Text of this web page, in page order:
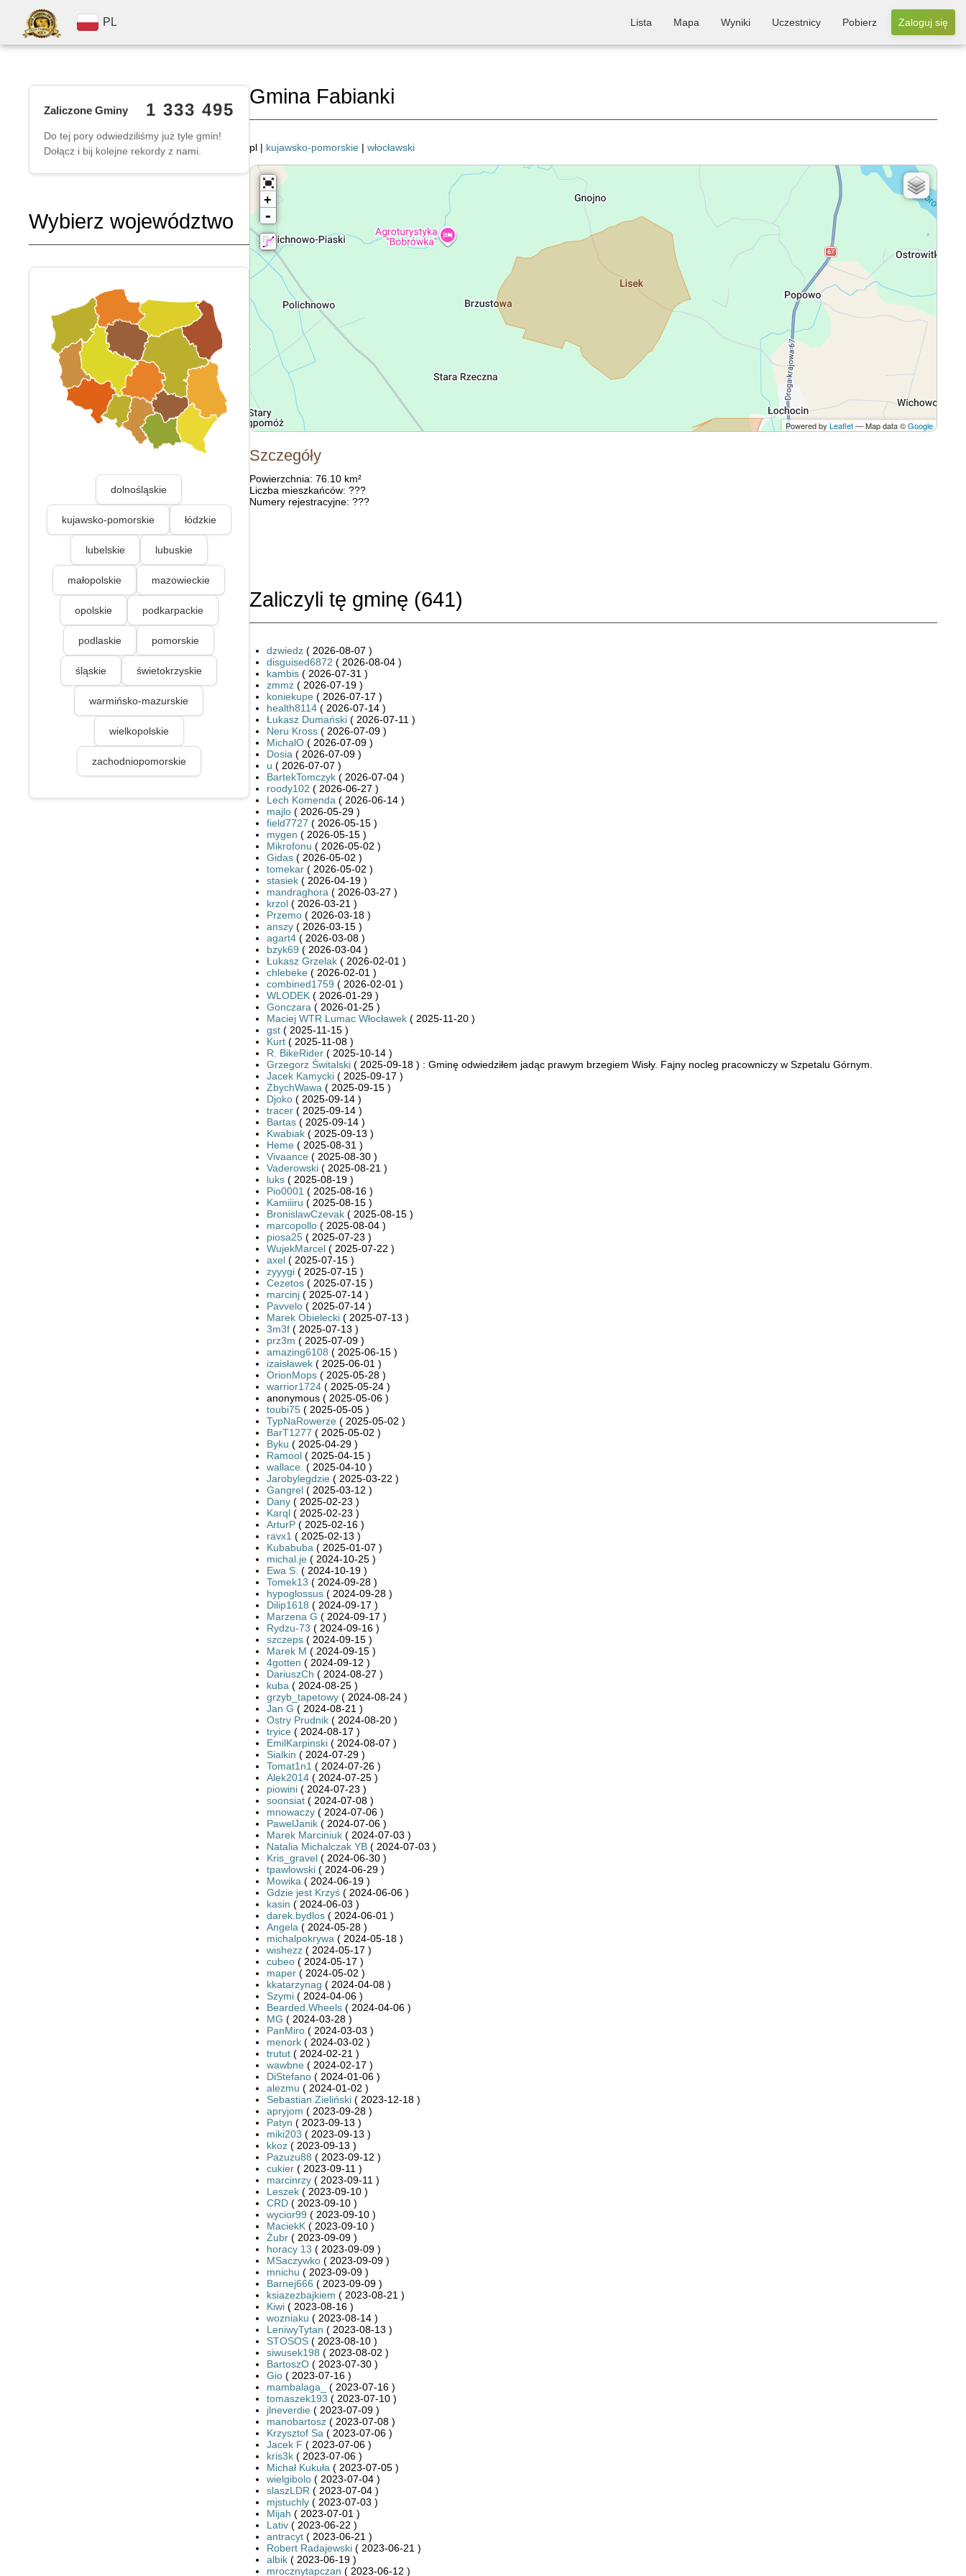
PL Lista Mapa Wyniki Uczestnicy Pobierz Zaloguj się
Zaliczone Gminy 1 333 495
Do tej pory odwiedziliśmy już tyle gmin!
Dołącz i bij kolejne rekordy z nami.
Wybierz województwo
dolnośląskie
kujawsko-pomorskie łódzkie
lubelskie lubuskie
małopolskie mazowieckie
opolskie podkarpackie
podlaskie pomorskie
śląskie świetokrzyskie
warmińsko-mazurskie
wielkopolskie
zachodniopomorskie
Gmina Fabianki
pl | kujawsko-pomorskie| włocławski
+
-
Powered by Leaflet— Map data ©Google
Szczegóły
Powierzchnia: 76.10 km²
Liczba mieszkańców: ???
Numery rejestracyjne: ???
Zaliczyli tę gminę (641)
dzwiedz( 2026-08-07 )
disguised6872 ( 2026-08-04 )
kambis( 2026-07-31 )
zmmz( 2026-07-19 )
koniekupe( 2026-07-17 )
health8114( 2026-07-14 )
Łukasz Dumański( 2026-07-11 )
Neru Kross( 2026-07-09 )
MichalO( 2026-07-09 )
Dosia ( 2026-07-09 )
u ( 2026-07-07 )
BartekTomczyk( 2026-07-04 )
roody102 ( 2026-06-27 )
Lech Komenda ( 2026-06-14 )
majlo( 2026-05-29 )
field7727 ( 2026-05-15 )
mygen ( 2026-05-15 )
Mikrofonu ( 2026-05-02 )
Gidas( 2026-05-02 )
tomekar( 2026-05-02 )
stasiek( 2026-04-19 )
mandraghora ( 2026-03-27 )
krzol( 2026-03-21 )
Przemo( 2026-03-18 )
anszy( 2026-03-15 )
agart4( 2026-03-08 )
bzyk69 ( 2026-03-04 )
Łukasz Grzelak( 2026-02-01 )
chlebeke( 2026-02-01 )
combined1759 ( 2026-02-01 )
WLODEK( 2026-01-29 )
Gonczara ( 2026-01-25 )
Maciej WTR Lumac Włocławek( 2025-11-20 )
gst( 2025-11-15 )
Kurt( 2025-11-08 )
R. BikeRider( 2025-10-14 )
Grzegorz Świtalski( 2025-09-18 ) : Gminę odwiedziłem jadąc prawym brzegiem Wisły. Fajny nocleg pracowniczy w Szpetalu Górnym.
Jacek Kamycki( 2025-09-17 )
ZbychWawa ( 2025-09-15 )
Djoko( 2025-09-14 )
tracer( 2025-09-14 )
Bartas( 2025-09-14 )
Kwabiak( 2025-09-13 )
Heme( 2025-08-31 )
Vivaance( 2025-08-30 )
Vaderowski( 2025-08-21 )
luks( 2025-08-19 )
Pio0001 ( 2025-08-16 )
Kamiiiru ( 2025-08-15 )
BronislawCzevak( 2025-08-15 )
marcopollo( 2025-08-04 )
piosa25( 2025-07-23 )
WujekMarcel( 2025-07-22 )
axel( 2025-07-15 )
zyyygi( 2025-07-15 )
Cezetos( 2025-07-15 )
marcinj( 2025-07-14 )
Pavvelo( 2025-07-14 )
Marek Obielecki( 2025-07-13 )
3m3f( 2025-07-13 )
prz3m ( 2025-07-09 )
amazing6108 ( 2025-06-15 )
izaisławek( 2025-06-01 )
OrionMops( 2025-05-28 )
warrior1724( 2025-05-24 )
anonymous ( 2025-05-06 )
toubi75( 2025-05-05 )
TypNaRowerze( 2025-05-02 )
BarT1277 ( 2025-05-02 )
Byku ( 2025-04-29 )
Ramool( 2025-04-15 )
wallace. ( 2025-04-10 )
Jarobylegdzie( 2025-03-22 )
Gangrel( 2025-03-12 )
Dany( 2025-02-23 )
Karql( 2025-02-23 )
ArturP( 2025-02-16 )
ravx1 ( 2025-02-13 )
Kubabuba ( 2025-01-07 )
michal.je( 2024-10-25 )
Ewa S. ( 2024-10-19 )
Tomek13 ( 2024-09-28 )
hypoglossus( 2024-09-28 )
Dilip1618 ( 2024-09-17 )
Marzena G ( 2024-09-17 )
Rydzu-73 ( 2024-09-16 )
szczeps( 2024-09-15 )
Marek M ( 2024-09-15 )
4gotten ( 2024-09-12 )
DariuszCh ( 2024-08-27 )
kuba ( 2024-08-25 )
grzyb_tapetowy( 2024-08-24 )
Jan G ( 2024-08-21 )
Ostry Prudnik( 2024-08-20 )
tryice( 2024-08-17 )
EmilKarpinski( 2024-08-07 )
Sialkin ( 2024-07-29 )
Tomat1n1 ( 2024-07-26 )
Alek2014( 2024-07-25 )
piowini( 2024-07-23 )
soonsiat( 2024-07-08 )
mnowaczy( 2024-07-06 )
PawelJanik( 2024-07-06 )
Marek Marciniuk( 2024-07-03 )
Natalia Michalczak YB( 2024-07-03 )
Kris_gravel( 2024-06-30 )
tpawlowski( 2024-06-29 )
Mowika ( 2024-06-19 )
Gdzie jest Krzyś( 2024-06-06 )
kasin ( 2024-06-03 )
darek.bydlos( 2024-06-01 )
Angela ( 2024-05-28 )
michalpokrywa ( 2024-05-18 )
wishezz( 2024-05-17 )
cubeo( 2024-05-17 )
maper( 2024-05-02 )
kkatarzynag ( 2024-04-08 )
Szymi( 2024-04-06 )
Bearded.Wheels( 2024-04-06 )
MG ( 2024-03-28 )
PanMiro( 2024-03-03 )
menork( 2024-03-02 )
trutut( 2024-02-21 )
wawbne( 2024-02-17 )
DiStefano( 2024-01-06 )
alezmu ( 2024-01-02 )
Sebastian Zieliński( 2023-12-18 )
apryjom ( 2023-09-28 )
Patyn ( 2023-09-13 )
miki203 ( 2023-09-13 )
kkoz( 2023-09-13 )
Pazuzu88 ( 2023-09-12 )
cukier( 2023-09-11 )
marcinrzy( 2023-09-11 )
Leszek( 2023-09-10 )
CRD( 2023-09-10 )
wycior99 ( 2023-09-10 )
MaciekK( 2023-09-10 )
Żubr( 2023-09-09 )
horacy 13 ( 2023-09-09 )
MSaczywko( 2023-09-09 )
mnichu ( 2023-09-09 )
Barnej666 ( 2023-09-09 )
ksiazezbajkiem ( 2023-08-21 )
Kiwi( 2023-08-16 )
wozniaku ( 2023-08-14 )
LeniwyTytan ( 2023-08-13 )
STOSOS ( 2023-08-10 )
siwusek198 ( 2023-08-02 )
BartoszO( 2023-07-30 )
Gio( 2023-07-16 )
mambalaga_
( 2023-07-16 )
tomaszek193 ( 2023-07-10 )
jlneverdie( 2023-07-09 )
manobartosz( 2023-07-08 )
Krzysztof Sa ( 2023-07-06 )
Jacek F ( 2023-07-06 )
kris3k( 2023-07-06 )
Michał Kukuła ( 2023-07-05 )
wielgibolo( 2023-07-04 )
slaszLDR ( 2023-07-04 )
mjstuchly( 2023-07-03 )
Mijah ( 2023-07-01 )
Lativ( 2023-06-22 )
antracyt( 2023-06-21 )
Robert Radajewski( 2023-06-21 )
albik( 2023-06-19 )
mrocznytapczan ( 2023-06-12 )